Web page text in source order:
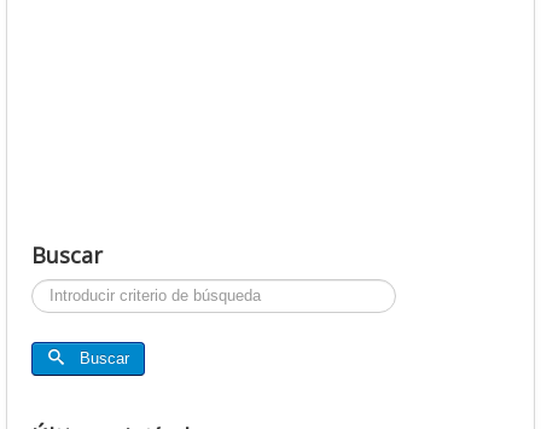
Buscar
Buscar...
Buscar